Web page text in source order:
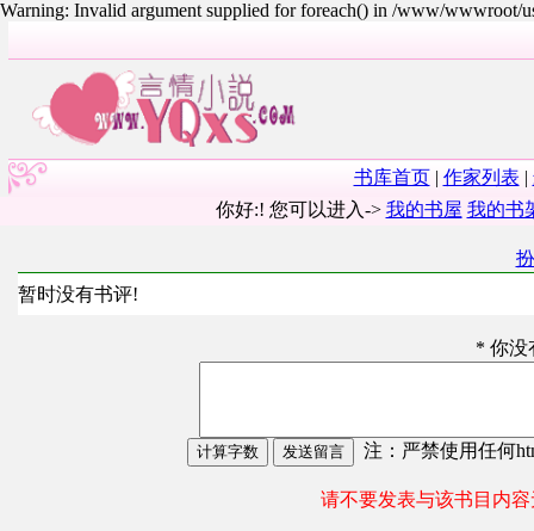
Warning: Invalid argument supplied for foreach() in /www/wwwroot/
书库首页| 作家列表 |
你好:! 您可以进入-> 我的书屋 我的书
暂时没有书评!
* 你没
注：严禁使用任何
请不要发表与该书目内